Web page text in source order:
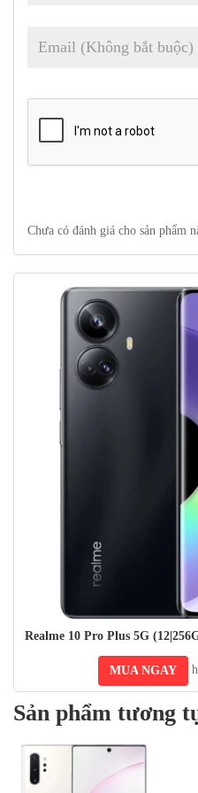
Một trong những tính năng nổi
camera phía sau của nó. Nó có
ảnh, mang lại cho nó một cái
ra một chút từ mặt sau, nhưng
Chưa có đánh giá cho sản phẩm
Realme 10 Pro Plus 5G
MUA NGAY
Sản phẩm tương